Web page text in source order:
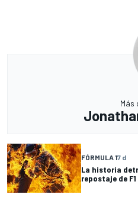
Más
FÓRMULA 17 d
La historia
repostaje de F1